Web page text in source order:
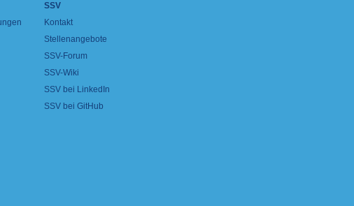
SSV
Kontakt
Stellenangebote
SSV-Forum
SSV-Wiki
SSV bei LinkedIn
SSV bei GitHub